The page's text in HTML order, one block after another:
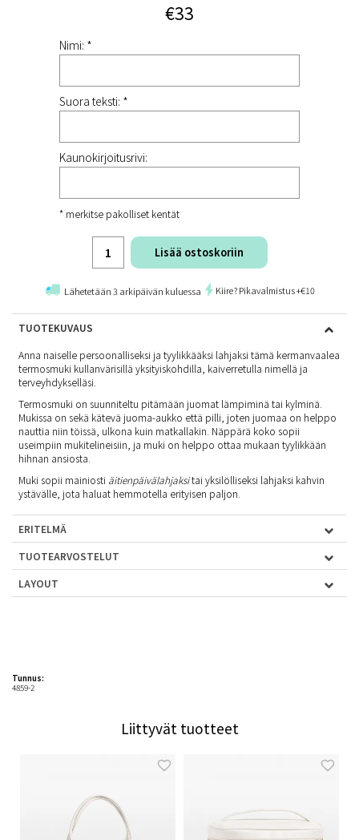
€33
Nimi: *
Suora teksti: *
Kaunokirjoitusrivi:
* merkitse pakolliset kentät
Lisää ostoskoriin
Lähetetään 3 arkipäivän kuluessa Kiire? Pikavalmistus +€10
TUOTEKUVAUS
Anna naiselle persoonalliseksi ja tyylikkääksi lahjaksi tämä kermanvaalea
termosmuki kullanvärisillä yksityiskohdilla, kaiverretulla nimellä ja
terveyhdykselläsi.
Termosmuki on suunniteltu pitämään juomat lämpiminä tai kylminä.
Mukissa on sekä kätevä juoma-aukko että pilli, joten juomaa on helppo
nauttia niin töissä, ulkona kuin matkallakin. Näppärä koko sopii
useimpiin mukitelineisiin, ja muki on helppo ottaa mukaan tyylikkään
hihnan ansiosta.
Muki sopii mainiosti äitienpäivälahjaksitai yksilölliseksi lahjaksi kahvin
ystävälle, jota haluat hemmotella erityisen paljon.
ERITELMÄ
TUOTEARVOSTELUT
LAYOUT
Tunnus:
4859-2
Liittyvät tuotteet